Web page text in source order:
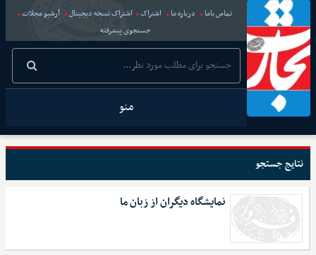
تماس باما درباره ما اشتراک اشتراک نسخه دیجیتال
آرشیو مجلات
جستجوی پیشرفته
منو
نتایج جستجو
نمایشگاه دیگران از زبان ما